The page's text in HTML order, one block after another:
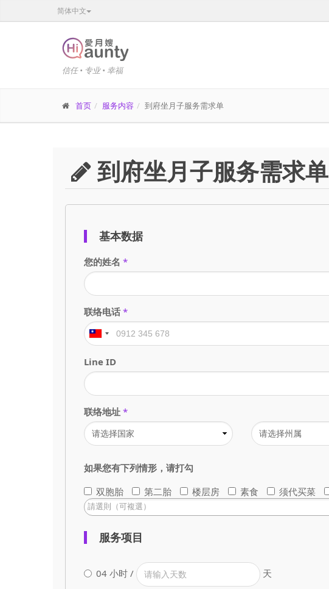
简体中文
信任 • 专业 • 幸福
首页 服务内容 到府坐月子服务需求单
到府坐月子服务需求单
基本数据
您的姓名 *
联络电话 *
Line ID
联络地址 *
如果您有下列情形，请打勾
双胞胎
第二胎 楼层房 素食 须代买菜
服务项目
04 小时 /
天